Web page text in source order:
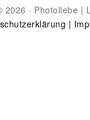
2026 · Photoliebe |
|